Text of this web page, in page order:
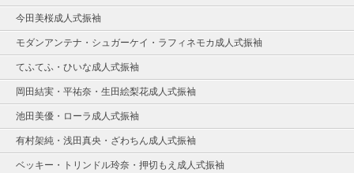
今田美桜成人式振袖
モダンアンテナ・シュガーケイ・ラフィネモカ成人式振袖
てふてふ・ひいな成人式振袖
岡田結実・平祐奈・生田絵梨花成人式振袖
池田美優・ローラ成人式振袖
有村架純・浅田真央・ざわちん成人式振袖
ベッキー・トリンドル玲奈・押切もえ成人式振袖